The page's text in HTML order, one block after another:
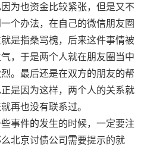
为也资金比较紧张，但是又不
个办法，在自己的微信朋友圈
是指桑骂槐，后来这件事情被
，于是两个人就在朋友圈当中
。最后还是在双方的朋友的帮
是因为这样，两个人的关系就
再也没有联系过。
事件的发生的时候，一定要注
北京讨债公司需要提示的就